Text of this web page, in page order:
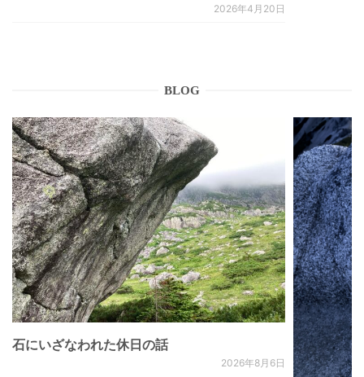
2026年4月20日
BLOG
石にいざなわれた休日の話
2026年8月6日